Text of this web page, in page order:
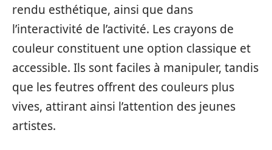
rendu esthétique, ainsi que dans
l’interactivité de l’activité. Les crayons de
couleur constituent une option classique et
accessible. Ils sont faciles à manipuler, tandis
que les feutres offrent des couleurs plus
vives, attirant ainsi l’attention des jeunes
artistes.